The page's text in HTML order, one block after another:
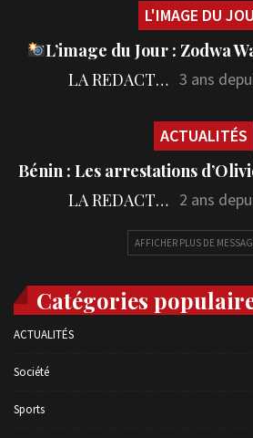
L'IMAGE DU
L’image du Jour : Zodwa
LA REDACTION 3 ans
ACTUALITÉS
Bénin : Les arrestations
LA REDACTION 2 ans
AFFICHER PLUS DE
Catégories
ACTUALITÉS
Société
Sports